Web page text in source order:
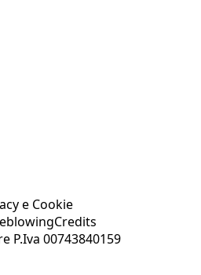
e Cookie
Credits
P.Iva 00743840159